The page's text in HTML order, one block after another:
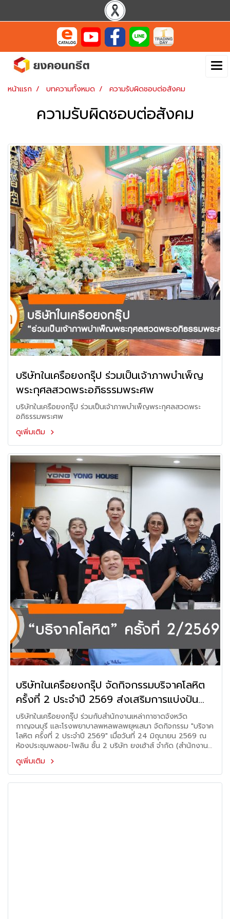
หน้าแรก บทความทั้งหมด ความรับผิดชอบต่อสังคม
ความรับผิดชอบต่อสังคม
บริษัทในเครือยงกรุ๊ป ร่วมเป็นเจ้าภาพบำเพ็ญ
พระกุศลสวดพระอภิธรรมพระศพ
บริษัทในเครือยงกรุ๊ป ร่วมเป็นเจ้าภาพบำเพ็ญพระกุศลสวดพระ
อภิธรรมพระศพ
ดูเพิ่มเติม
บริษัทในเครือยงกรุ๊ป จัดกิจกรรมบริจาคโลหิต
ครั้งที่ 2 ประจำปี 2569 ส่งเสริมการแบ่งปัน
เพื่อสังคมและสนับสนุนการสำรองโลหิตของ
ประเทศ
บริษัทในเครือยงกรุ๊ป ร่วมกับสำนักงานเหล่ากาชาดจังหวัด
กาญจนบุรี และโรงพยาบาลพหลพลพยุหเสนา จัดกิจกรรม "บริจาค
โลหิต ครั้งที่ 2 ประจำปี 2569" เมื่อวันที่ 24 มิถุนายน 2569 ณ
ห้องประชุมพลอย-ไพลิน ชั้น 2 บริษัท ยงเฮ้าส์ จำกัด (สำนักงาน
ใหญ่)
ดูเพิ่มเติม